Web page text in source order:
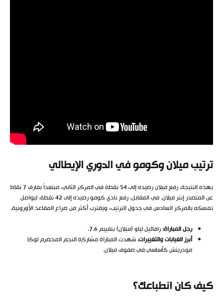
ترتيب ميلان وكومو في الدوري الإيطالي
بهذه النتيجة، رفع ميلان رصيده إلى 54 نقطة في المركز الثاني، مبتعداً بفارق 7 نقاط
عن المتصدر إنتر ميلان. في المقابل، رفع نادي كومو رصيده إلى 42 نقطة، ليواصل
تمسكه بالمركز السادس في جدول الترتيب، ويقترب أكثر من صراع المقاعد الأوروبية.
رجل المباراة:رافائيل لياو (ميلان) بتقييم 7.6.
أبرز الغيابات والتغييرات:شهدت المباراة مشاركة النجم المخضرم لوكا
مودريتش كأساسي في صفوف ميلان.
كيف كان انطباعك؟